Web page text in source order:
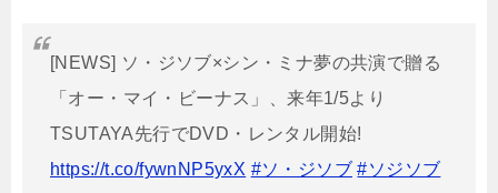
[NEWS] ソ・ジソブ×シン・ミナ夢の共演で贈る
「オー・マイ・ビーナス」、来年1/5より
TSUTAYA先行でDVD・レンタル開始!
https://t.co/fywnNP5yxX #ソ・ジソブ #ソジソブ